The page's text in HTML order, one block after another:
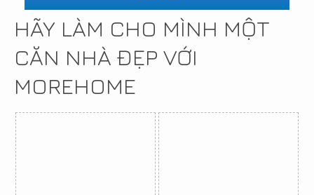
HÃY LÀM CHO MÌNH MỘT
CĂN NHÀ ĐẸP VỚI
MOREHOME